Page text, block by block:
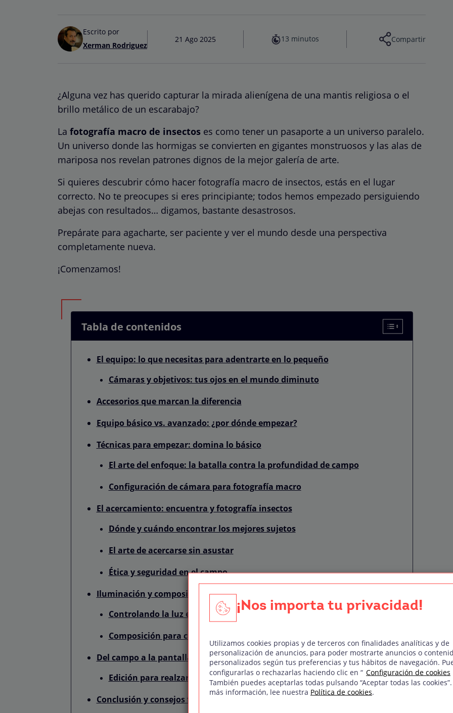
Escrito por
Xerman Rodriguez
21 Ago 2025 13 minutos Compartir
¿Alguna vez has querido capturar la mirada alienígena de una mantis religiosa o el
brillo metálico de un escarabajo?
La fotografía macro de insectos es como tener un pasaporte a un universo paralelo.
Un universo donde las hormigas se convierten en gigantes monstruosos y las alas de
mariposa nos revelan patrones dignos de la mejor galería de arte.
Si quieres descubrir cómo hacer fotografía macro de insectos, estás en el lugar
correcto. No te preocupes si eres principiante; todos hemos empezado persiguiendo
abejas con resultados… digamos, bastante desastrosos.
Prepárate para agacharte, ser paciente y ver el mundo desde una perspectiva
completamente nueva.
¡Comenzamos!
Tabla de contenidos
El equipo: lo que necesitas para adentrarte en lo pequeño
Cámaras y objetivos: tus ojos en el mundo diminuto
Accesorios que marcan la diferencia
Equipo básico vs. avanzado: ¿por dónde empezar?
Técnicas para empezar: domina lo básico
El arte del enfoque: la batalla contra la profundidad de campo
Configuración de cámara para fotografía macro
El acercamiento: encuentra y fotografía insectos
Dónde y cuándo encontrar los mejores sujetos
El arte de acercarse sin asustar
Ética y seguridad en el campo
Iluminación y composición: el arte detrás de la técnica
Controlando la luz en el mundo macro
Composición para contar historias
Del campo a la pantalla: post-procesado
Edición para realzar tus instantáneas
Conclusión y consejos formativos
¡Nos importa tu privacidad!
Utilizamos cookies propias y de terceros con finalidades analíticas y de
personalización de anuncios, para poder mostrarte anuncios o
personalizados según tus preferencias y tus hábitos de navegación.
configurarlas o rechazarlas haciendo clic en “ Configuración de cookies
También puedes aceptarlas todas pulsando “Aceptar todas las
más información, lee nuestra Política de cookies.